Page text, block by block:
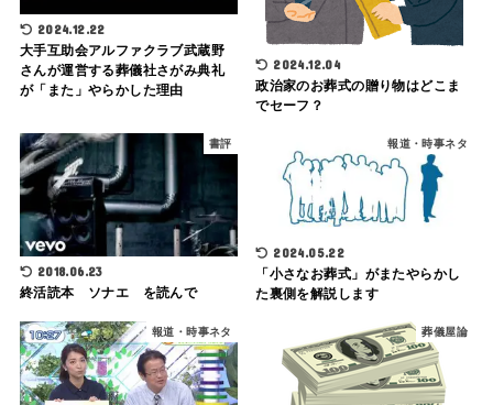
2024.12.22
大手互助会アルファクラブ武蔵野
さんが運営する葬儀社さがみ典礼
が「また」やらかした理由
2024.12.04
政治家のお葬式の贈り物はどこま
でセーフ？
書評
2018.06.23
終活読本 ソナエ を読んで
報道・時事ネタ
2024.05.22
「小さなお葬式」がまたやらかし
た裏側を解説します
報道・時事ネタ 葬儀屋論